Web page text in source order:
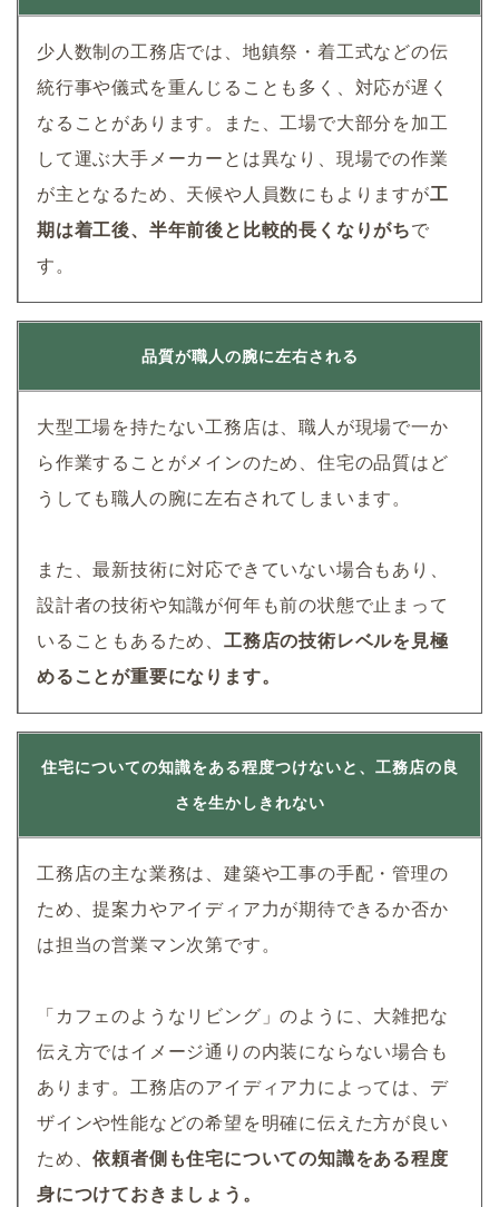
少人数制の工務店では、地鎮祭・着工式などの伝
統行事や儀式を重んじることも多く、対応が遅く
なることがあります。また、工場で大部分を加工
して運ぶ大手メーカーとは異なり、現場での作業
が主となるため、天候や人員数にもよりますが工
期は着工後、半年前後と比較的長くなりがちで
す。
品質が職人の腕に左右される
大型工場を持たない工務店は、職人が現場で一か
ら作業することがメインのため、住宅の品質はど
うしても職人の腕に左右されてしまいます。
また、最新技術に対応できていない場合もあり、
設計者の技術や知識が何年も前の状態で止まって
いることもあるため、工務店の技術レベルを見極
めることが重要になります。
住宅についての知識をある程度つけないと、工務店の良
さを生かしきれない
工務店の主な業務は、建築や工事の手配・管理の
ため、提案力やアイディア力が期待できるか否か
は担当の営業マン次第です。
「カフェのようなリビング」のように、大雑把な
伝え方ではイメージ通りの内装にならない場合も
あります。工務店のアイディア力によっては、デ
ザインや性能などの希望を明確に伝えた方が良い
ため、依頼者側も住宅についての知識をある程度
身につけておきましょう。